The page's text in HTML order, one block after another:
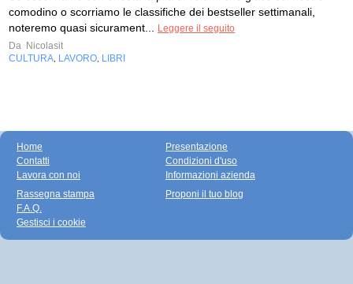
comodino o scorriamo le classifiche dei bestseller settimanali,
noteremo quasi sicurament...
Leggere il seguito
Da Nicolasit
CULTURA LAVORO LIBRI
Home
Contatti
Lavora con noi
Presentazione
Condizioni d'uso
Informazioni azienda
Rassegna stampa
F.A.Q.
Gestisci i cookie
Proponi il tuo blog